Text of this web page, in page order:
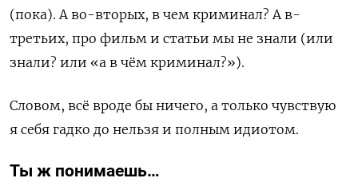
(пока). А во-вторых, в чем криминал? А в-
третьих, про фильм и статьи мы не знали (или
знали? или «а в чём криминал?»).
Словом, всё вроде бы ничего, а только чувствую
я себя гадко до нельзя и полным идиотом.
Ты ж понимаешь…